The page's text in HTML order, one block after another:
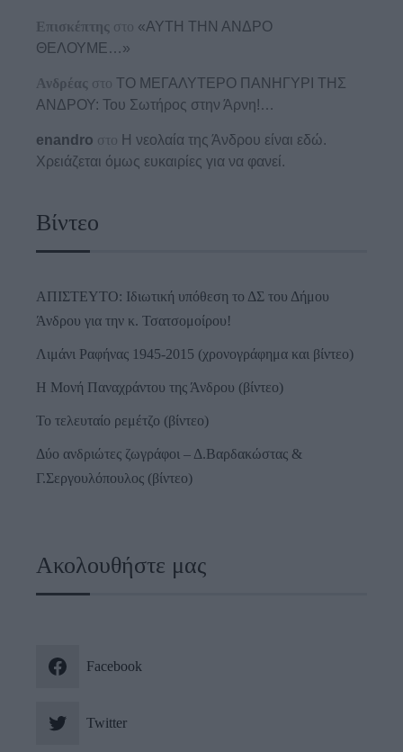
Επισκέπτης στο «ΑΥΤΗ ΤΗΝ ΑΝΔΡΟ
ΘΕΛΟΥΜΕ…»
Ανδρέας στο ΤΟ ΜΕΓΑΛΥΤΕΡΟ ΠΑΝΗΓΥΡΙ ΤΗΣ
ΑΝΔΡΟΥ: Του Σωτήρος στην Άρνη!…
enandro στο Η νεολαία της Άνδρου είναι εδώ.
Χρειάζεται όμως ευκαιρίες για να φανεί.
Βίντεο
ΑΠΙΣΤΕΥΤΟ: Ιδιωτική υπόθεση το ΔΣ του Δήμου
Άνδρου για την κ. Τσατσομοίρου!
Λιμάνι Ραφήνας 1945-2015 (χρονογράφημα και βίντεο)
Η Μονή Παναχράντου της Άνδρου (βίντεο)
Το τελευταίο ρεμέτζο (βίντεο)
Δύο ανδριώτες ζωγράφοι – Δ.Βαρδακώστας &
Γ.Σεργουλόπουλος (βίντεο)
Ακολουθήστε μας
Facebook
Twitter